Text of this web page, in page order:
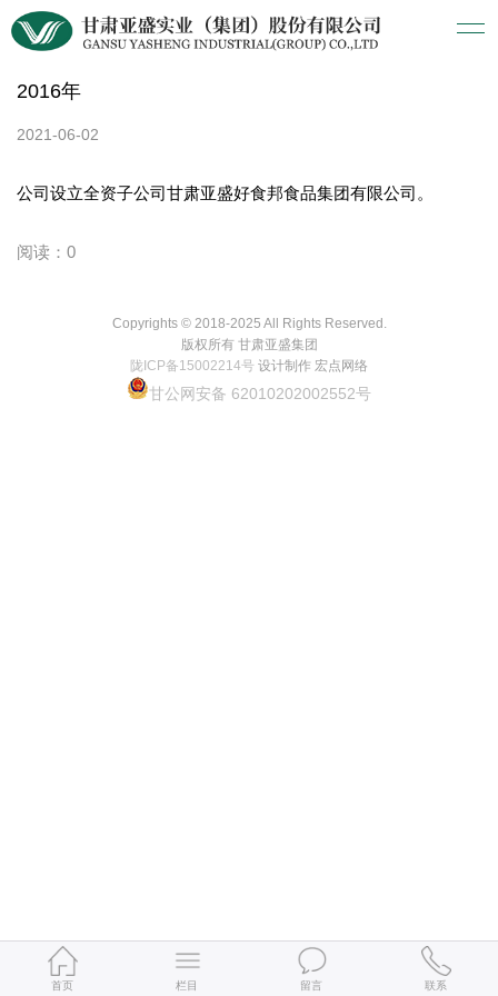
2016年
2021-06-02
公司设立全资子公司甘肃亚盛好食邦食品集团有限公司。
阅读：0
Copyrights © 2018-2025 All Rights Reserved.
版权所有 甘肃亚盛集团
陇ICP备15002214号 设计制作 宏点网络
甘公网安备 62010202002552号
首页 栏目 留言 联系